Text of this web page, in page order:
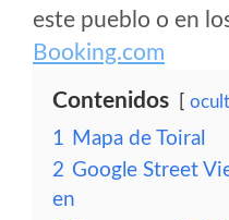
este pueblo o en
Booking.com
Contenidos
1 Mapa de Toiral
2 Google Street
en